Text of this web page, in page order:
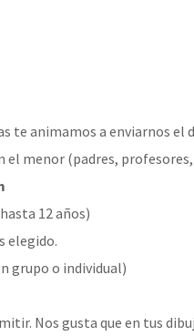
te animamos a enviarnos
el menor (padres,
12 años)
elegido.
grupo o individual)
Nos gusta que en tus